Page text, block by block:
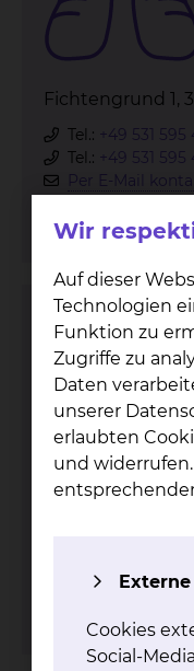
Fichtengrund 1,
Tel.: +49 531 595
Tel.: +49 531 595
Per E-Mail
mehr
Zertifiziertes
Tel.: +49 531 595
Wir
Auf dieser
Technologien
Funktion zu
Zugriffe zu
Daten
unserer
erlaubten
und
Cookies
Social-